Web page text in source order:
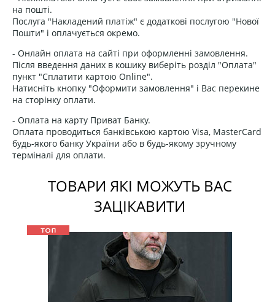
на пошті.
Послуга "Накладений платіж" є додаткові послугою "Нової
Пошти" і оплачується окремо.
- Онлайн оплата на сайті при оформленні замовлення.
Після введення даних в кошику виберіть розділ "Оплата"
пункт "Сплатити картою Online".
Натисніть кнопку "Оформити замовлення" і Вас перекине
на сторінку оплати.
- Оплата на карту Приват Банку.
Оплата проводиться банківською картою Visa, MasterCard
будь-якого банку України або в будь-якому зручному
терміналі для оплати.
ТОВАРИ ЯКІ МОЖУТЬ ВАС
ЗАЦІКАВИТИ